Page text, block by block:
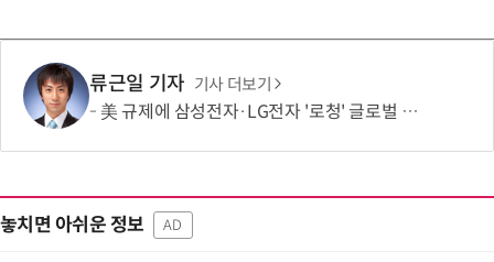
류근일 기자 기사 더보기
美 규제에 삼성전자·LG전자 '로청' 글로벌 출시 늦춘다…“공급망 재편부터”
놓치면 아쉬운 정보 AD